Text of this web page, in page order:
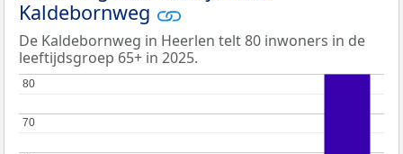
Kaldebornweg
De Kaldebornweg in Heerlen telt 80 inwoners in de
leeftijdsgroep 65+ in 2025.
70
70
80
80